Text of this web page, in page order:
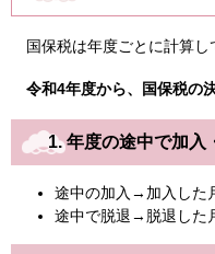
国保税は年度ごとに計算し
令和4年度から、国保税の
1. 年度の途中で加
途中の加入→加入した
途中で脱退→脱退した